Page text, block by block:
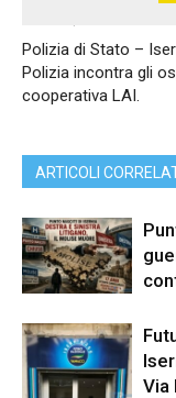
Polizia di Stato –
Polizia incontra gli
cooperativa LAI.
ARTICOLI
Via